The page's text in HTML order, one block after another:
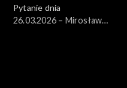
Pytanie dnia
26.03.2026 – Mirosław